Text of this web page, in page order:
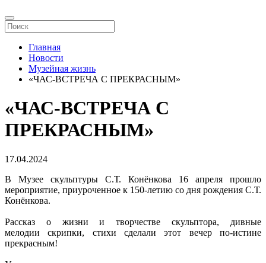
Главная
Новости
Музейная жизнь
«ЧАС-ВСТРЕЧА С ПРЕКРАСНЫМ»
«ЧАС-ВСТРЕЧА С
ПРЕКРАСНЫМ»
17.04.2024
В Музее скульптуры С.Т. Конёнкова 16 апреля прошло
мероприятие, приуроченное к 150-летию со дня рождения С.Т.
Конёнкова.
Рассказ о жизни и творчестве скульптора, дивные
мелодии скрипки, стихи сделали этот вечер по-истине
прекрасным!